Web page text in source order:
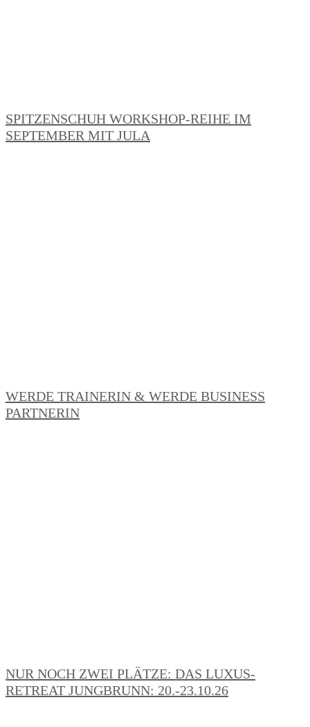
SPITZENSCHUH WORKSHOP-REIHE IM
SEPTEMBER MIT JULA
WERDE TRAINERIN & WERDE BUSINESS
PARTNERIN
NUR NOCH ZWEI PLÄTZE: DAS LUXUS-
RETREAT JUNGBRUNN: 20.-23.10.26